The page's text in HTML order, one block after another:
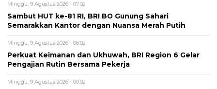
Minggu, 9 Agustus 2026 - 07:02
Sambut HUT ke-81 RI, BRI BO Gunung Sahari
Semarakkan Kantor dengan Nuansa Merah Putih
Minggu, 9 Agustus 2026 - 06:02
Perkuat Keimanan dan Ukhuwah, BRI Region 6 Gelar
Pengajian Rutin Bersama Pekerja
Minggu, 9 Agustus 2026 - 00:02